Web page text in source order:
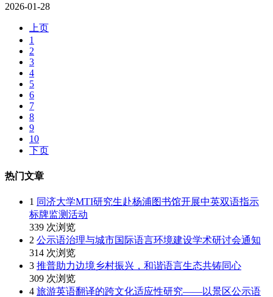
2026-01-28
上页
1
2
3
4
5
6
7
8
9
10
下页
热门文章
1 同济大学MTI研究生赴杨浦图书馆开展中英双语指示
标牌监测活动
339 次浏览
2 公示语治理与城市国际语言环境建设学术研讨会通知
314 次浏览
3 推普助力边境乡村振兴，和谐语言生态共铸同心
309 次浏览
4 旅游英语翻译的跨文化适应性研究——以景区公示语